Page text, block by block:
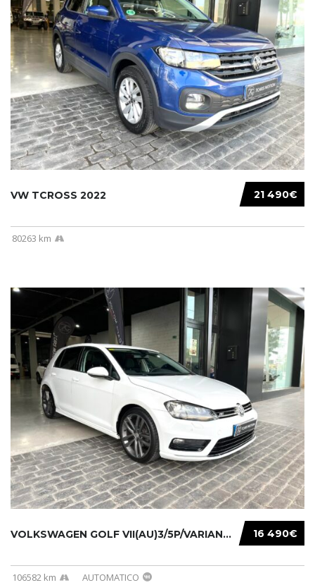
21 490€
VW TCROSS 2022
80263 km
16 490€
VOLKSWAGEN GOLF VII(AU)3/5P/VARIANT(12-16 20...
106582 km AUTOMATICO